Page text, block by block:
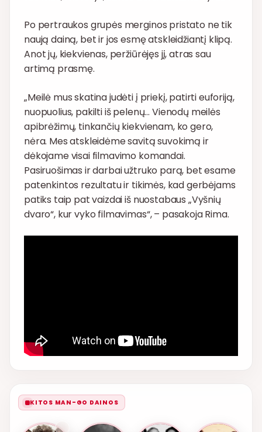
Po pertraukos grupės merginos pristato ne tik
naują dainą, bet ir jos esmę atskleidžiantį klipą.
Anot jų, kiekvienas, peržiūrėjęs jį, atras sau
artimą prasmę.
„Meilė mus skatina judėti į priekį, patirti euforiją,
nuopuolius, pakilti iš pelenų… Vienodų meilės
apibrėžimų, tinkančių kiekvienam, ko gero,
nėra. Mes atskleidėme savitą suvokimą ir
dėkojame visai filmavimo komandai.
Pasiruošimas ir darbai užtruko parą, bet esame
patenkintos rezultatu ir tikimės, kad gerbėjams
patiks taip pat vaizdai iš nuostabaus „Vyšnių
dvaro“, kur vyko filmavimas“, – pasakoja Rima.
KITOS MAN-GO DAINOS